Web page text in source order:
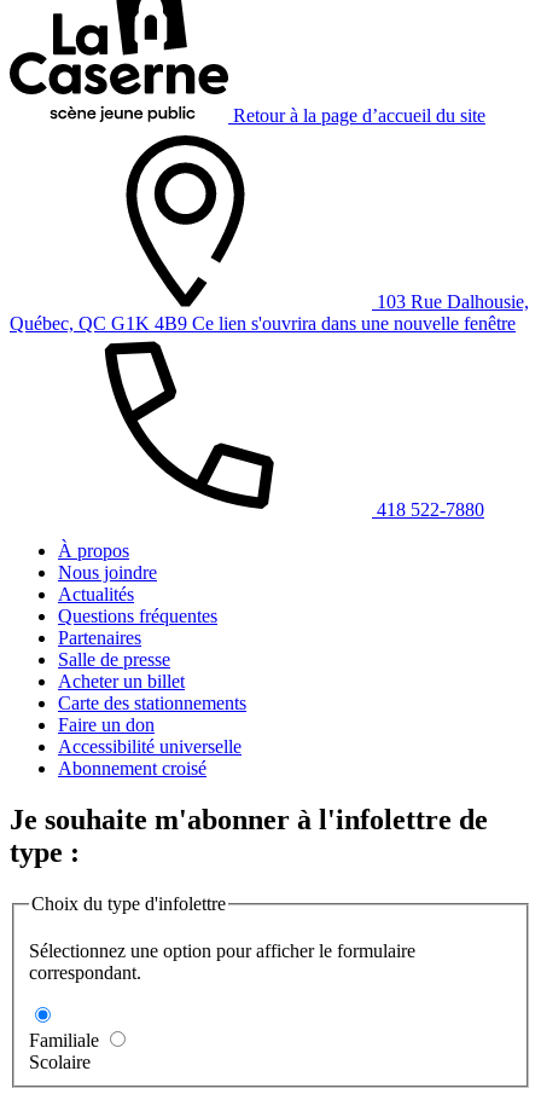
Retour à la page d’accueil du site
103 Rue Dalhousie,
Québec, QC G1K 4B9 Ce lien s'ouvrira dans une nouvelle fenêtre
418 522-7880
À propos
Nous joindre
Actualités
Questions fréquentes
Partenaires
Salle de presse
Acheter un billet
Carte des stationnements
Faire un don
Accessibilité universelle
Abonnement croisé
Je souhaite m'abonner à l'infolettre de
type :
Choix du type d'infolettre
Sélectionnez une option pour afficher le formulaire
correspondant.
Familiale
Scolaire